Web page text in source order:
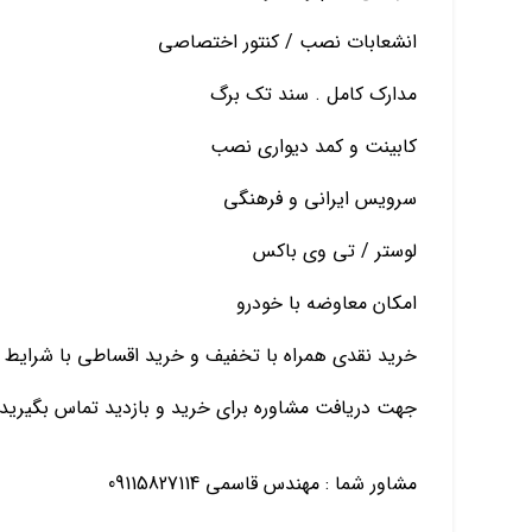
انشعابات نصب / کنتور اختصاصی
مدارک کامل . سند تک برگ
کابینت و کمد دیواری نصب
سرویس ایرانی و فرهنگی
لوستر / تی وی باکس
امکان معاوضه با خودرو
خرید نقدی همراه با تخفیف و خرید اقساطی با شرایط
جهت دریافت مشاوره برای خرید و بازدید تماس
مشاور شما : مهندس قاسمی 09115827114